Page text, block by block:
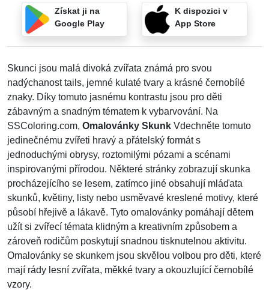
Získat ji na
Google Play
K dispozici v
App Store
Skunci jsou malá divoká zvířata známá pro svou
nadýchanost tails, jemné kulaté tvary a krásné černobílé
znaky. Díky tomuto jasnému kontrastu jsou pro děti
zábavným a snadným tématem k vybarvování. Na
SSColoring.com, Omalovánky Skunk Vdechněte tomuto
jedinečnému zvířeti hravý a přátelský formát s
jednoduchými obrysy, roztomilými pózami a scénami
inspirovanými přírodou. Některé stránky zobrazují skunka
procházejícího se lesem, zatímco jiné obsahují mláďata
skunků, květiny, listy nebo usměvavé kreslené motivy, které
působí hřejivě a lákavě. Tyto omalovánky pomáhají dětem
užít si zvířecí témata klidným a kreativním způsobem a
zároveň rodičům poskytují snadnou tisknutelnou aktivitu.
Omalovánky se skunkem jsou skvělou volbou pro děti, které
mají rády lesní zvířata, měkké tvary a okouzlující černobílé
vzory.